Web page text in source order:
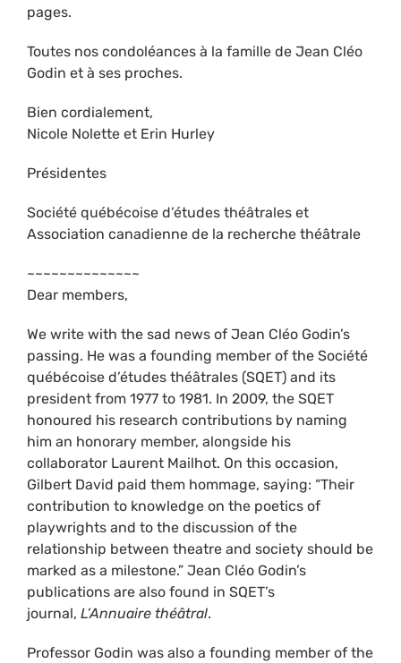
pages.
Toutes nos condoléances à la famille de Jean Cléo
Godin et à ses proches.
Bien cordialement,
Nicole Nolette et Erin Hurley
Présidentes
Société québécoise d’études théâtrales et
Association canadienne de la recherche théâtrale
~~~~~~~~~~~~~~
Dear members,
We write with the sad news of Jean Cléo Godin’s
passing. He was a founding member of the Société
québécoise d’études théâtrales (SQET) and its
president from 1977 to 1981. In 2009, the SQET
honoured his research contributions by naming
him an honorary member, alongside his
collaborator Laurent Mailhot. On this occasion,
Gilbert David paid them hommage, saying: “Their
contribution to knowledge on the poetics of
playwrights and to the discussion of the
relationship between theatre and society should be
marked as a milestone.” Jean Cléo Godin’s
publications are also found in SQET’s
journal, L’Annuaire théâtral.
Professor Godin was also a founding member of the